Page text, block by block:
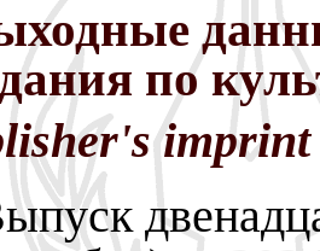
по
imprint